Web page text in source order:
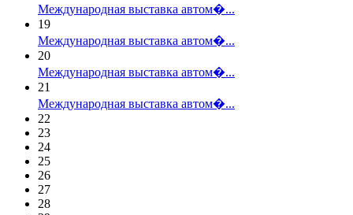
Международная выставка автом�...
19
Международная выставка автом�...
20
Международная выставка автом�...
21
Международная выставка автом�...
22
23
24
25
26
27
28